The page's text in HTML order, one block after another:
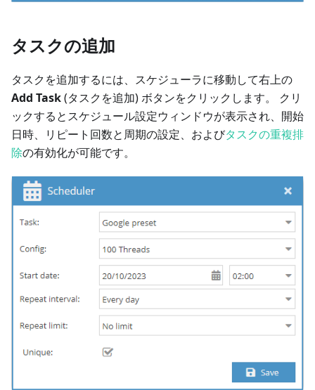
タスクの追加
タスクを追加するには、スケジューラに移動して右上の
Add Task(タスクを追加) ボタンをクリックします。 クリ
ックするとスケジュール設定ウィンドウが表示され、開始
日時、リピート回数と周期の設定、およびタスクの重複排
除の有効化が可能です。